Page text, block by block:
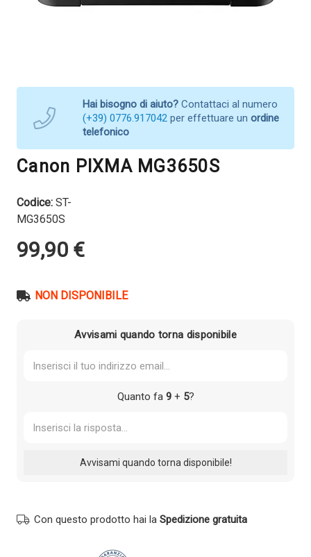
Hai bisogno di aiuto? Contattaci al numero
(+39) 0776.917042 per effettuare un ordine
telefonico
Canon PIXMA MG3650S
Codice: ST-
MG3650S
99,90 €
NON DISPONIBILE
Avvisami quando torna disponibile
Quanto fa 9+ 5?
Con questo prodotto hai la Spedizione gratuita